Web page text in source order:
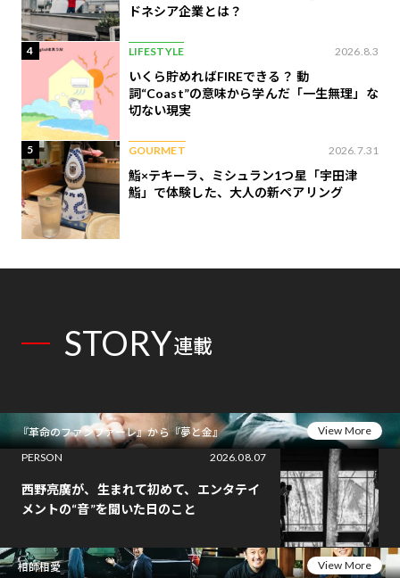
ドネシア企業とは？
4 LIFESTYLE 2026.8.3
いくら貯めればFIREできる？ 動
詞“Coast”の意味から学んだ「一生無理」な
切ない現実
5 GOURMET 2026.7.31
鮨×テキーラ、ミシュラン1つ星「宇田津
鮨」で体験した、大人の新ペアリング
STORY連載
『革命のファンファーレ』から『夢と金』
View More
PERSON
2026.08.07
西野亮廣が、生まれて初めて、エンタテイ
メントの“音”を聞いた日のこと
相師相愛
View More